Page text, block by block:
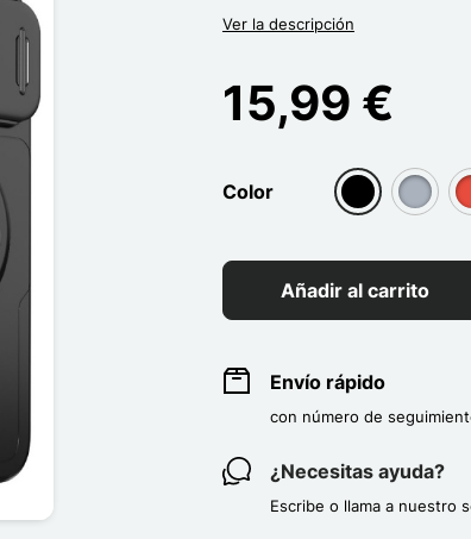
Ver la descripción
15,99 €
Color
group[3]
Añadir al carrito
Envío rápido
con número de
¿Necesitas ayuda?
Escribe o llama a nuestro